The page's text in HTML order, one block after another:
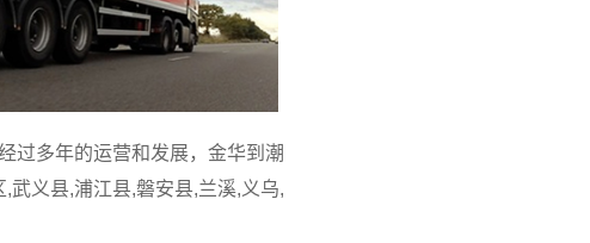
过多年的运营和发展，金华到潮
义县,浦江县,磐安县,兰溪,义乌,